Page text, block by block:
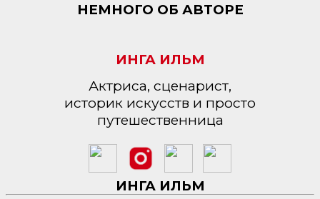
НЕМНОГО ОБ АВТОРЕ
ИНГА ИЛЬМ
Актриса, сценарист,
историк искусств и просто
путешественница
ИНГА ИЛЬМ